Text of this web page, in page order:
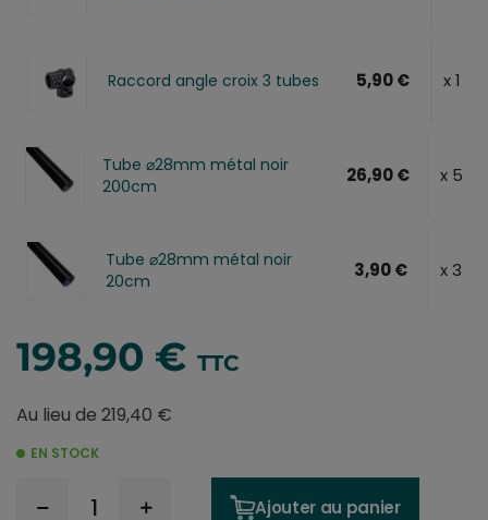
Raccord angle croix 3 tubes 5,90 € x 1
Tube ⌀28mm métal noir
200cm
26,90 € x 5
Tube ⌀28mm métal noir
20cm
3,90 € x 3
198,90 € TTC
Au lieu de 219,40 €
EN STOCK
Ajouter au panier